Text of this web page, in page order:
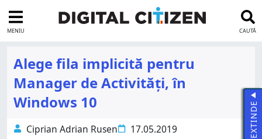
MENIU CAUTĂ
Alege fila implicită pentru
Manager de Activități, în
Windows 10
Ciprian Adrian Rusen 17.05.2019 EXTINDE